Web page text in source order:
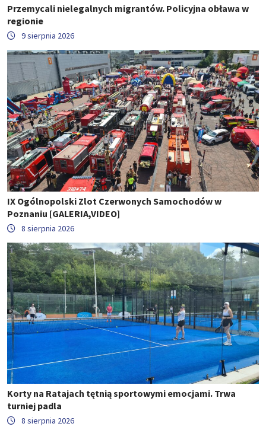
Przemycali nielegalnych migrantów. Policyjna obława w
regionie
9 sierpnia 2026
IX Ogólnopolski Zlot Czerwonych Samochodów w
Poznaniu [GALERIA,VIDEO]
8 sierpnia 2026
Korty na Ratajach tętnią sportowymi emocjami. Trwa
turniej padla
8 sierpnia 2026